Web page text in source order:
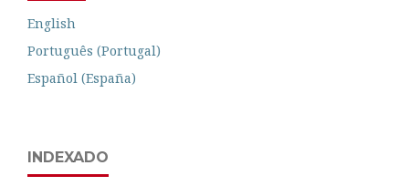
English
Português (Portugal)
Español (España)
INDEXADO